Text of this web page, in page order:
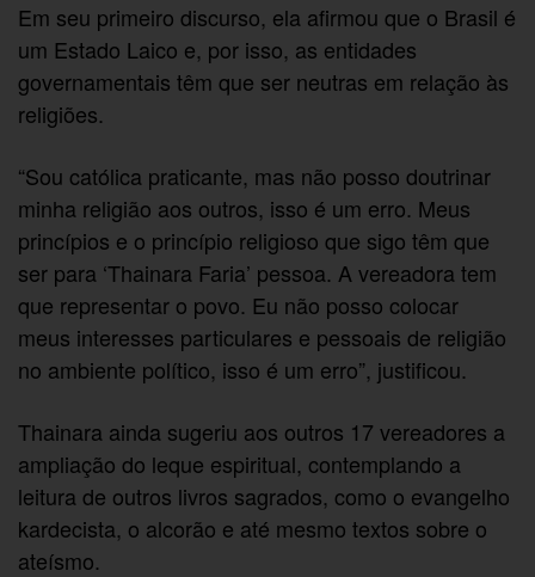
Em seu primeiro discurso, ela afirmou que o Brasil é
um Estado Laico e, por isso, as entidades
governamentais têm que ser neutras em relação às
religiões.
“Sou católica praticante, mas não posso doutrinar
minha religião aos outros, isso é um erro. Meus
princípios e o princípio religioso que sigo têm que
ser para ‘Thainara Faria’ pessoa. A vereadora tem
que representar o povo. Eu não posso colocar
meus interesses particulares e pessoais de religião
no ambiente político, isso é um erro”, justificou.
Thainara ainda sugeriu aos outros 17 vereadores a
ampliação do leque espiritual, contemplando a
leitura de outros livros sagrados, como o evangelho
kardecista, o alcorão e até mesmo textos sobre o
ateísmo.